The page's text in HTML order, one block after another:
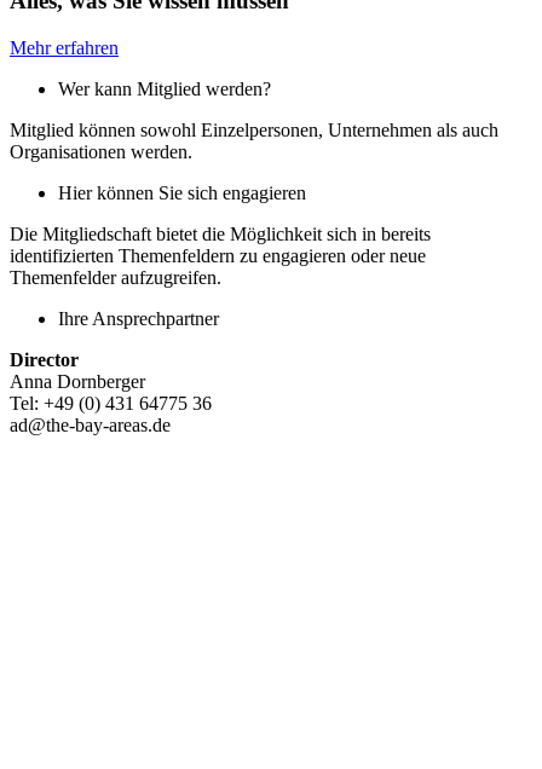
Mehr erfahren
Wer kann Mitglied werden?
Mitglied können sowohl Einzelpersonen, Unternehmen als auch
Organisationen werden.
Hier können Sie sich engagieren
Die Mitgliedschaft bietet die Möglichkeit sich in bereits
identifizierten Themenfeldern zu engagieren oder neue
Themenfelder aufzugreifen.
Ihre Ansprechpartner
Director
Anna Dornberger
Tel: +49 (0) 431 64775 36
ad@the-bay-areas.de